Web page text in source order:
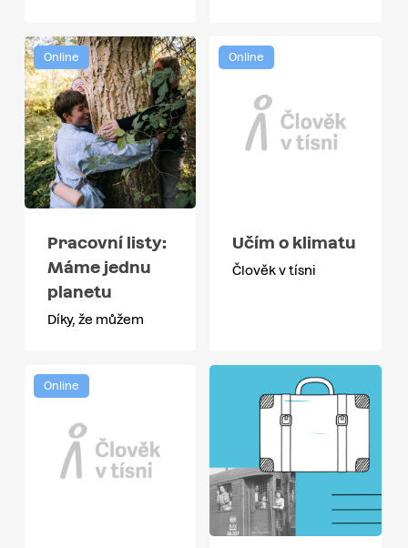
Online
Pracovní listy:
Máme jednu
planetu
Díky, že můžem
Online
Učím o klimatu
Člověk v tísni
Online